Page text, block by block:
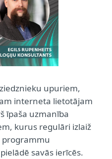
upuriem,
interneta lietotājam
īpaša uzmanība
kurus regulāri izlaiž
savās ierīcēs.